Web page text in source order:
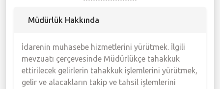
Müdürlük Hakkında
İdarenin muhasebe hizmetlerini yürütmek. İlgili
mevzuatı çerçevesinde Müdürlükçe tahakkuk
ettirilecek gelirlerin tahakkuk işlemlerini yürütmek,
gelir ve alacakların takip ve tahsil işlemlerini